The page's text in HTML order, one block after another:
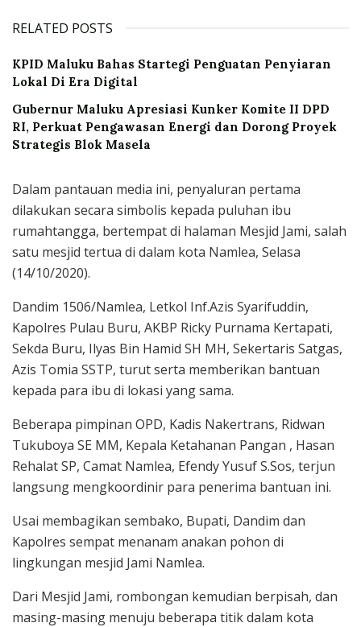
RELATED POSTS
KPID Maluku Bahas Startegi Penguatan Penyiaran
Lokal Di Era Digital
Gubernur Maluku Apresiasi Kunker Komite II DPD
RI, Perkuat Pengawasan Energi dan Dorong Proyek
Strategis Blok Masela
Dalam pantauan media ini, penyaluran pertama
dilakukan secara simbolis kepada puluhan ibu
rumahtangga, bertempat di halaman Mesjid Jami, salah
satu mesjid tertua di dalam kota Namlea, Selasa
(14/10/2020).
Dandim 1506/Namlea, Letkol Inf.Azis Syarifuddin,
Kapolres Pulau Buru, AKBP Ricky Purnama Kertapati,
Sekda Buru, Ilyas Bin Hamid SH MH, Sekertaris Satgas,
Azis Tomia SSTP, turut serta memberikan bantuan
kepada para ibu di lokasi yang sama.
Beberapa pimpinan OPD, Kadis Nakertrans, Ridwan
Tukuboya SE MM, Kepala Ketahanan Pangan , Hasan
Rehalat SP, Camat Namlea, Efendy Yusuf S.Sos, terjun
langsung mengkoordinir para penerima bantuan ini.
Usai membagikan sembako, Bupati, Dandim dan
Kapolres sempat menanam anakan pohon di
lingkungan mesjid Jami Namlea.
Dari Mesjid Jami, rombongan kemudian berpisah, dan
masing-masing menuju beberapa titik dalam kota